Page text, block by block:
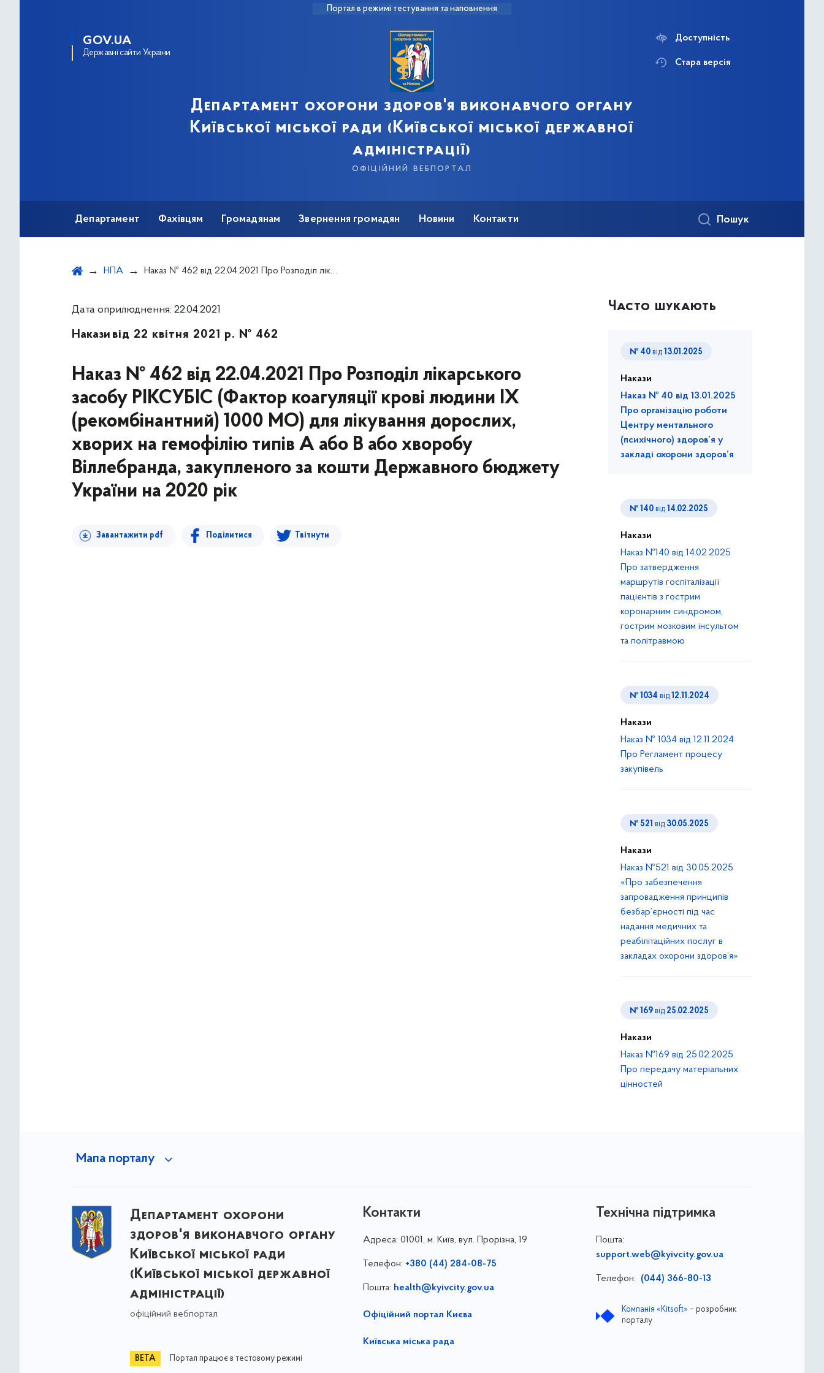
Портал в режимі тестування та наповнення
GOV.UA
Державні сайти України
Департамент охорони здоров'я виконавчого органу
Київської міської ради (Київської міської державної
адміністрації)
офіційний вебпортал
Доступність
Стара версія
Департамент Фахівцям Громадянам Звернення громадян Новини Контакти Пошук
НПА Наказ № 462 від 22.04.2021 Про Розподіл лікарського засобу РІКСУБІС (Фактор коагуляції крові людини ІХ (рекомбінантний) 1000 МО) для лікування дорослих, хворих на гемофілію типів А або В або хворобу Віллебранда, закупленого за кошти Державного бюджету України на 2020 рік
Дата оприлюднення: 22.04.2021
Накази від 22 квітня 2021 р. № 462
Наказ № 462 від 22.04.2021 Про Розподіл лікарського
засобу РІКСУБІС (Фактор коагуляції крові людини ІХ
(рекомбінантний) 1000 МО) для лікування дорослих,
хворих на гемофілію типів А або В або хворобу
Віллебранда, закупленого за кошти Державного бюджету
України на 2020 рік
Завантажити pdf Поділитися Твітнути
Часто шукають
№ 40 від 13.01.2025
Накази
Наказ № 40 від 13.01.2025
Про організацію роботи
Центру ментального
(психічного) здоров’я у
закладі охорони здоров’я
№ 140 від 14.02.2025
Накази
Наказ №140 від 14.02.2025
Про затвердження
маршрутів госпіталізації
пацієнтів з гострим
коронарним синдромом,
гострим мозковим інсультом
та політравмою
№ 1034 від 12.11.2024
Накази
Наказ № 1034 від 12.11.2024
Про Регламент процесу
закупівель
№ 521 від 30.05.2025
Накази
Наказ №521 від 30.05.2025
«Про забезпечення
запровадження принципів
безбар’єрності під час
надання медичних та
реабілітаційних послуг в
закладах охорони здоров’я»
№ 169 від 25.02.2025
Накази
Наказ №169 від 25.02.2025
Про передачу матеріальних
цінностей
Мапа порталу
Департамент охорони
здоров'я виконавчого органу
Київської міської ради
(Київської міської державної
адміністрації)
офіційний вебпортал
Портал працює в тестовому режимі
Контакти
Адреса: 01001, м. Київ, вул. Прорізна, 19
Телефон: +380 (44) 284-08-75
Пошта: health@kyivcity.gov.ua
Офіційний портал Києва
Київська міська рада
Технічна підтримка
Пошта:
support.web@kyivcity.gov.ua
Телефон: (044) 366-80-13
Компанія «Kitsoft» – розробник
порталу